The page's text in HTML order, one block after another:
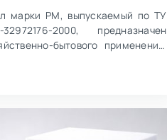
марки РМ, выпускаемый по ТУ
32972176-2000, предназначен
бытового применения.